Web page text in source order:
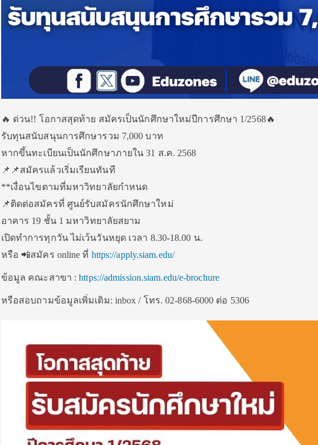
🔥 ด่วน!! โอกาสสุดท้าย สมัครเป็นนักศึกษาใหม่ปีการศึกษา 1/2568🔥
รับทุนสนับสนุนการศึกษารวม 7,000 บาท
หากขึ้นทะเบียนเป็นนักศึกษาภายใน 31 ส.ค. 2568
📌📌สมัครแล้วเริ่มเรียนทันที
**เงื่อนไขตามที่มหาวิทยาลัยกำหนด
📌ติดต่อสมัครที่ ศูนย์รับสมัครนักศึกษาใหม่
อาคาร 19 ชั้น 1 มหาวิทยาลัยสยาม
เปิดทำการทุกวัน ไม่เว้นวันหยุด เวลา 8.30-18.00 น.
หรือ 📲สมัคร online ที่ https://apply.siam.edu/
ข้อมูล คณะสาขา :https://admission.siam.edu/e-brochure
หรือสอบถามข้อมูลเพิ่มเติม: inbox / โทร. 02-868-6000 ต่อ 5306